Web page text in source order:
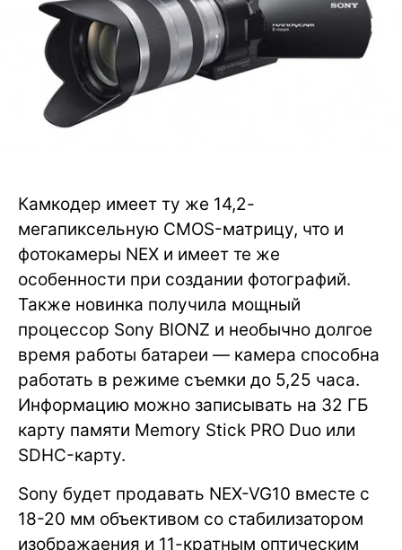
Камкодер имеет ту же 14,2-
мегапиксельную CMOS-матрицу, что и
фотокамеры NEX и имеет те же
особенности при создании фотографий.
Также новинка получила мощный
процессор Sony BIONZ и необычно долгое
время работы батареи — камера способна
работать в режиме съемки до 5,25 часа.
Информацию можно записывать на 32 ГБ
карту памяти Memory Stick PRO Duo или
SDHC-карту.
Sony будет продавать NEX-VG10 вместе с
18-20 мм объективом со стабилизатором
изображаения и 11-кратным оптическим